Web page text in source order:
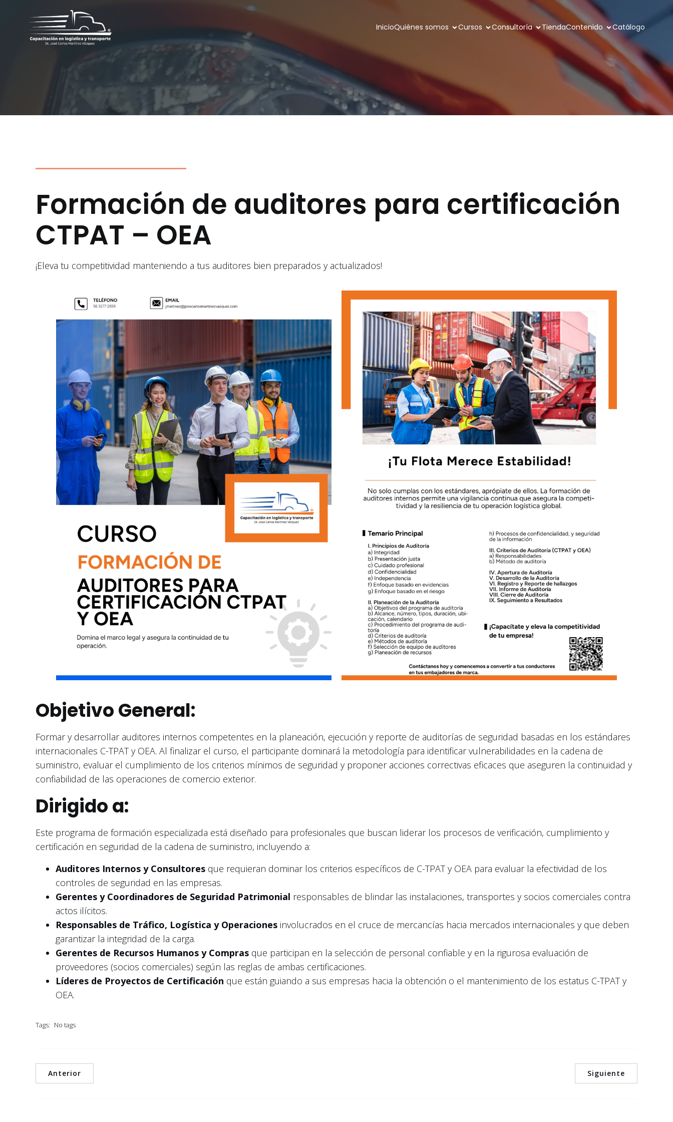
InicioQuiénes somos Cursos Consultoría TiendaContenido Catálogo
Formación de auditores para certificación
CTPAT – OEA
¡Eleva tu competitividad manteniendo a tus auditores bien preparados y actualizados!
Objetivo General:
Formar y desarrollar auditores internos competentes en la planeación, ejecución y reporte de auditorías de seguridad basadas en los estándares
internacionales C-TPAT y OEA. Al finalizar el curso, el participante dominará la metodología para identificar vulnerabilidades en la cadena de
suministro, evaluar el cumplimiento de los criterios mínimos de seguridad y proponer acciones correctivas eficaces que aseguren la continuidad y
confiabilidad de las operaciones de comercio exterior.
Dirigido a:
Este programa de formación especializada está diseñado para profesionales que buscan liderar los procesos de verificación, cumplimiento y
certificación en seguridad de la cadena de suministro, incluyendo a:
Auditores Internos y Consultores que requieran dominar los criterios específicos de C-TPAT y OEA para evaluar la efectividad de los
controles de seguridad en las empresas.
Gerentes y Coordinadores de Seguridad Patrimonial responsables de blindar las instalaciones, transportes y socios comerciales contra
actos ilícitos.
Responsables de Tráfico, Logística y Operaciones involucrados en el cruce de mercancías hacia mercados internacionales y que deben
garantizar la integridad de la carga.
Gerentes de Recursos Humanos y Compras que participan en la selección de personal confiable y en la rigurosa evaluación de
proveedores (socios comerciales) según las reglas de ambas certificaciones.
Líderes de Proyectos de Certificación que están guiando a sus empresas hacia la obtención o el mantenimiento de los estatus C-TPAT y
OEA.
Tags: No tags
Anterior Siguiente